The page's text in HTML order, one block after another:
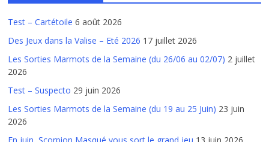
Test – Cartétoile 6 août 2026
Des Jeux dans la Valise – Eté 2026 17 juillet 2026
Les Sorties Marmots de la Semaine (du 26/06 au 02/07) 2 juillet
2026
Test – Suspecto 29 juin 2026
Les Sorties Marmots de la Semaine (du 19 au 25 Juin) 23 juin
2026